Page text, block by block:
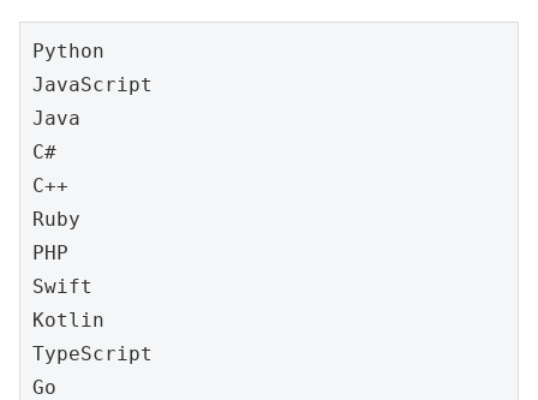
Python
JavaScript
Java
C#
C++
Ruby
PHP
Swift
Kotlin
TypeScript
Go